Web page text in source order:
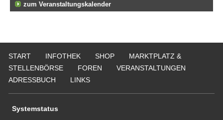
zum Veranstaltungskalender
START INFOTHEK SHOP
MARKTPLATZ &
STELLENBÖRSE
FOREN
VERANSTALTUNGEN
ADRESSBUCH
LINKS
Systemstatus